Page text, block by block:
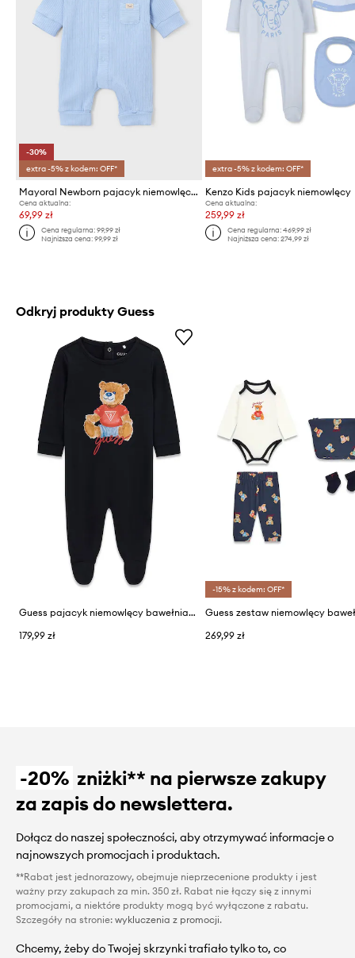
-30%
extra -5% z kodem: OFF*
Mayoral Newborn pajacyk niemowlęcy
Cena aktualna:
69,99 zł
Cena regularna:99,99 zł
Najniższa cena:99,99 zł
extra -5% z kodem: OFF*
Kenzo Kids pajacyk niemowlęcy
Cena aktualna:
259,99 zł
Cena regularna: 469,99 zł
Najniższa cena: 274,99 zł
Odkryj produkty Guess
Guess pajacyk niemowlęcy bawełniany
179,99 zł
-15% z kodem: OFF*
269,99 zł
-20% zniżki** na pierwsze zakupy
za zapis do newslettera.
Dołącz do naszej społeczności, aby otrzymywać informacje o
najnowszych promocjach i produktach.
**Rabat jest jednorazowy, obejmuje nieprzecenione produkty i jest
ważny przy zakupach za min. 350 zł. Rabat nie łączy się z innymi
promocjami, a niektóre produkty mogą być wyłączone z rabatu.
Szczegóły na stronie: wykluczenia z promocji.
Chcemy, żeby do Twojej skrzynki trafiało tylko to, co